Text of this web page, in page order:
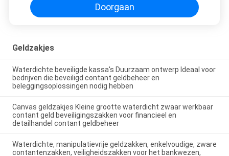
Doorgaan
Geldzakjes
Waterdichte beveiligde kassa's Duurzaam ontwerp Ideaal voor
bedrijven die beveiligd contant geldbeheer en
beleggingsoplossingen nodig hebben
Canvas geldzakjes Kleine grootte waterdicht zwaar werkbaar
contant geld beveiligingszakken voor financieel en
detailhandel contant geldbeheer
Waterdichte, manipulatievrije geldzakken, enkelvoudige, zware
contantenzakken, veiligheidszakken voor het bankwezen,